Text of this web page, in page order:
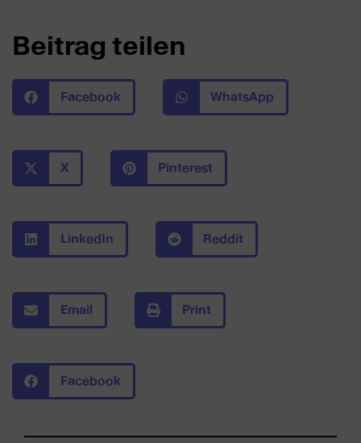
Beitrag teilen
Facebook WhatsApp
X Pinterest
LinkedIn Reddit
Email Print
Facebook